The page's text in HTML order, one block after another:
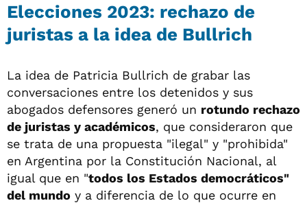
Elecciones 2023: rechazo de
juristas a la idea de Bullrich
La idea de Patricia Bullrich de grabar las
conversaciones entre los detenidos y sus
abogados defensores generó un rotundo rechazo
de juristas y académicos, que consideraron que
se trata de una propuesta "ilegal" y "prohibida"
en Argentina por la Constitución Nacional, al
igual que en "todos los Estados democráticos"
del mundo y a diferencia de lo que ocurre en